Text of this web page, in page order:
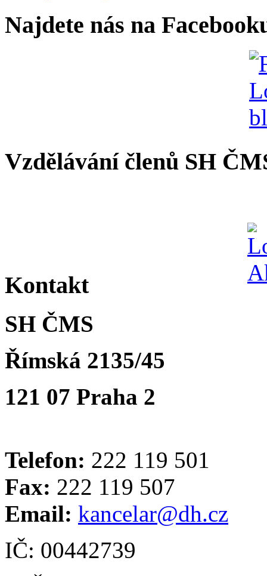
Najdete nás na
Vzdělávání členů SH
Kontakt
SH ČMS
Římská 2135/45
121 07 Praha 2
Telefon: 222 119 501
Fax: 222 119 507
Email: kancelar@dh.cz
IČ: 00442739